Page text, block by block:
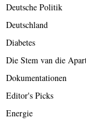
Deutsche Politik
Deutschland
Diabetes
Die Stem van die
Dokumentationen
Editor's Picks
Energie